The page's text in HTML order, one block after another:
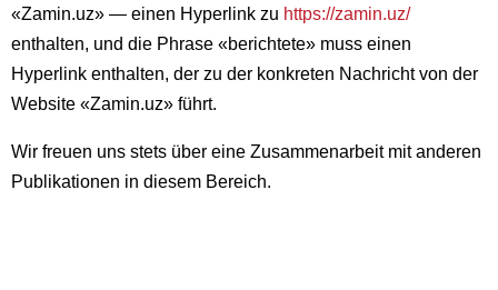
«Zamin.uz» — einen Hyperlink zu https://zamin.uz/
enthalten, und die Phrase «berichtete» muss einen
Hyperlink enthalten, der zu der konkreten Nachricht von der
Website «Zamin.uz» führt.
Wir freuen uns stets über eine Zusammenarbeit mit anderen
Publikationen in diesem Bereich.